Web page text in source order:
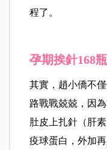
程了。
孕期挨針168
其實，趙小僑不
路戰戰兢兢，因
肚皮上扎針（肝
疫球蛋白，外加